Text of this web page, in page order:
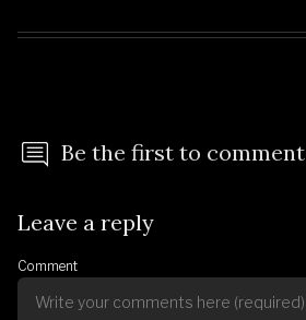
Be the first to comment
Leave a reply
Comment